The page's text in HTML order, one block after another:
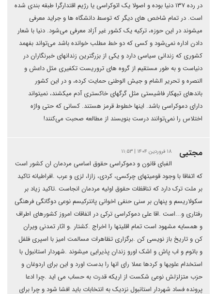
در رده ۱۳۷ دنیا بوده و اصولا یک اتوکراسی یا رژیم اقتدارگرا طبقه بندی شده
است. در تمام شاخص های دیگر که توسط دانشگاه ها و جراید معرفی
میشوند در این حوزه، ترکیه یک کشور غیر آزاد معرفی می‌شود. دنیا با شعار
دادن اداره نمی‌شود و کسی که دو خط مطلب خوانده باشد می‌تواند بفهمد
کشوری که زندانی سیاسی دارد و یکی از بزرگترین زندانهای خبرنگاران در
دنیاست و به طور مستقیم از گروه های تروریست تکفیری مثل داعش و
النصره و تحریر الشام و جیش الوطنی حمایت کرده، و در این کشور
باندهای تبهکار فاشیستی مثل گرگهای خاکستری آدم میکشند، نمیتواند
دارای دموکراسی باشد. اینها خطوط قرمز هستند. کسانی که حتی واژه
اختلاس را نمی‌توانند درست بنویسند از مطالعه صحبت می‌کنند!
مجتبی ۱۸ فروردین ۱۴۰۴ | ۱۱:۵۳
الفبای قانون و دموکراسی حقوق اساسی مردمان ان کشور است
که اتفاقا با وجود قومیتهای چرکسی، کردی، زازا، لزی و عرب .افراطیانه تاکید
بر ملت ترک دارد که تناقظات حقوق اولیه مردمان انجاست .تاکید زیاد بر
سکولاریسم و پنهان بر سنی حنفی اخوانی پانترکیسم نوعی دوگانگی فرهنگی
رفتاری و...است .اقا علی دموکراسی ترکی در اتفاقات امروز کشورهای اطراف
و همسایه مشهود است تمام اقلیتها را اخراج .کشتار .و اثار تمدنی ویران
کن و تاریخ باز نویسی کن .برگزاری تظاهرات مسالمت امیز با اسپری فلفل
و باتوم و اب پاش و اشک اورو زندان پذیرایی میشوند .شهردار استانبول با
استخدام علویها و کردها عملا رای انها را بدست اورد و این برای اردوغان و
حزب متزلزلش نوعی شکست از اریکه قدرت به حساب می اید .چرا ادعا
پرونده فساد شهردار استانبول نزدیک به انتخابات باید افشا شود و چرا برای